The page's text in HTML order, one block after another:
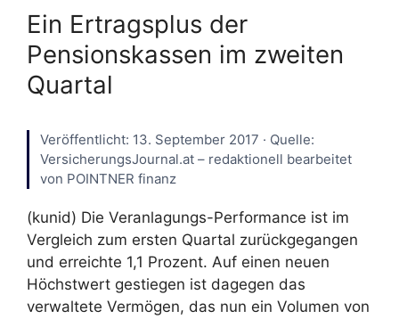
Ein Ertragsplus der
Pensionskassen im zweiten
Quartal
Veröffentlicht: 13. September 2017 · Quelle:
VersicherungsJournal.at – redaktionell bearbeitet
von POINTNER finanz
(kunid) Die Veranlagungs-Performance ist im
Vergleich zum ersten Quartal zurückgegangen
und erreichte 1,1 Prozent. Auf einen neuen
Höchstwert gestiegen ist dagegen das
verwaltete Vermögen, das nun ein Volumen von